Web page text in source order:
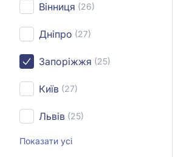
Вінниця (26)
Дніпро (27)
Запоріжжя (25)
Київ (27)
Львів (25)
Показати усі